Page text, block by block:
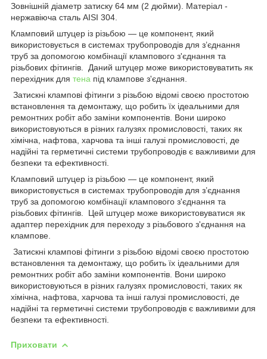
Зовнішній діаметр затиску 64 мм (2 дюйми). Матеріал -
нержавіюча сталь AISI 304.
Кламповий штуцер із різьбою — це компонент, який
використовується в системах трубопроводів для з’єднання
труб за допомогою комбінації клампового з'єднання та
різьбових фітингів. Даний штуцер може використовуватить як
перехідник для тена під клампове з'єднання.
Затискні клампові фітинги з різьбою відомі своєю простотою
встановлення та демонтажу, що робить їх ідеальними для
ремонтних робіт або заміни компонентів. Вони широко
використовуються в різних галузях промисловості, таких як
хімічна, нафтова, харчова та інші галузі промисловості, де
надійні та герметичні системи трубопроводів є важливими для
безпеки та ефективності.
Кламповий штуцер із різьбою — це компонент, який
використовується в системах трубопроводів для з’єднання
труб за допомогою комбінації клампового з'єднання та
різьбових фітингів. Цей штуцер може використовуватися як
адаптер перехідник для переходу з різьбового з'єднання на
клампове.
Затискні клампові фітинги з різьбою відомі своєю простотою
встановлення та демонтажу, що робить їх ідеальними для
ремонтних робіт або заміни компонентів. Вони широко
використовуються в різних галузях промисловості, таких як
хімічна, нафтова, харчова та інші галузі промисловості, де
надійні та герметичні системи трубопроводів є важливими для
безпеки та ефективності.
Приховати